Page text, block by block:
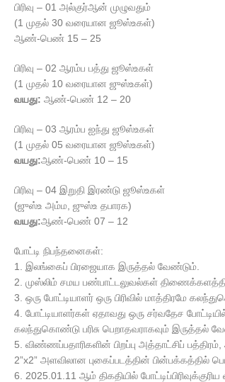
பிரிவு – 01 அல்குர்ஆன் முழுவதும்
(1 முதல் 30 வரையான ஜூஸ்உகள்)
ஆண்-பெண் 15 – 25
பிரிவு – 02 ஆரம்ப பத்து ஜூஸ்உகள்
(1 முதல் 10 வரையான ஜுஸ்உகள்)
வயது: ஆண்-பெண் 12 – 20
பிரிவு – 03 ஆரம்ப ஐந்து ஜூஸ்உகள்
(1 முதல் 05 வரையான ஜூஸ்உகள்)
வயது:ஆண்-பெண் 10 – 15
பிரிவு – 04 இறுதி இரண்டு ஜூஸ்உகள்
(ஜுஸ்உ அம்ம, ஜுஸ்உ தபாரக)
வயது:ஆண்-பெண் 07 – 12
போட்டி நிபந்தனைகள்:
1. இலங்கைப் பிரஜையாக இருத்தல் வேண்டும்.
2. முஸ்லிம் சமய பண்பாட்டலுவல்கள்
3. ஒரு போட்டியாளர் ஒரு பிரிவில் மாத்திரமே
4. போட்டியாளர்கள் ஏதாவது ஒரு சர்வதேச
கலந்துகொண்டு பரிசு பெறாதவராகவும் இருத்தல்
5. விண்ணப்பதாரிகளின் பிறப்பு அத்தாட்சிப்
2”x2” அளவிலான புகைப்படத்தின் பின்பக்கத்தில்
6. 2025.01.11 ஆம் திகதியில்